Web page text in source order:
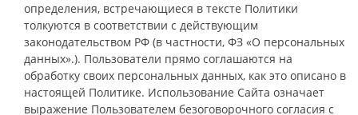
определения, встречающиеся в тексте Политики
толкуются в соответствии с действующим
законодательством РФ (в частности, ФЗ «О персональных
данных».). Пользователи прямо соглашаются на
обработку своих персональных данных, как это описано в
настоящей Политике. Использование Сайта означает
выражение Пользователем безоговорочного согласия с